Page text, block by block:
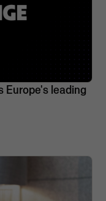
Europe's leading